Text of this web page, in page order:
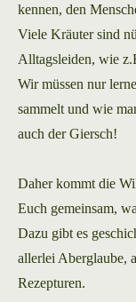
kennen, den
Viele Kräuter sind
Alltagsleiden, wie
Wir müssen nur
sammelt und wie
auch der Giersch!
Daher kommt die
Euch gemeinsam,
Dazu gibt es
allerlei Aberglaube,
Rezepturen.